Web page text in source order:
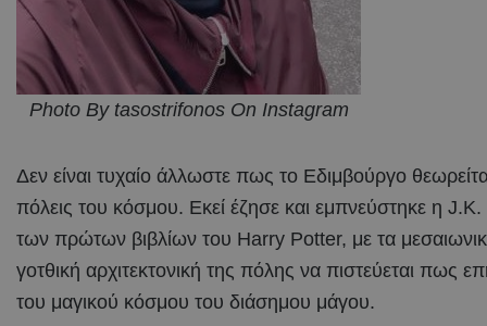
Photo By tasostrifonos On Instagram
Δεν είναι τυχαίο άλλωστε πως το Εδιμβούργο
πόλεις του κόσμου. Εκεί έζησε και εμπνεύστηκε η
των πρώτων βιβλίων του Harry Potter, με τα
γοτθική αρχιτεκτονική της πόλης να πιστεύεται πως
του μαγικού κόσμου του διάσημου μάγου.